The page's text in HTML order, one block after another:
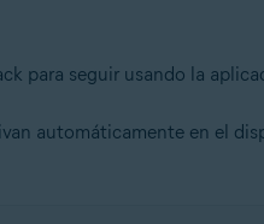
para seguir usando la
automáticamente en el